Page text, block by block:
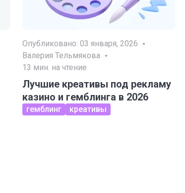
Опубликовано: 03 января, 2026
Валерия Тельмякова
13 мин. на чтение
Лучшие креативы под рекламу
казино и гемблинга в 2026
гемблинг креативы